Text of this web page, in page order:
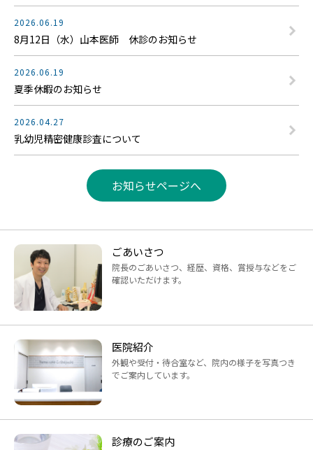
2026.06.19
8月12日（水）山本医師 休診のお知らせ
2026.06.19
夏季休暇のお知らせ
2026.04.27
乳幼児精密健康診査について
お知らせページへ
ごあいさつ
院長のごあいさつ、経歴、資格、賞授与などをご
確認いただけます。
医院紹介
外観や受付・待合室など、院内の様子を写真つき
でご案内しています。
診療のご案内